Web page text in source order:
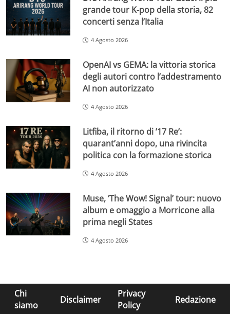
grande tour K-pop della storia, 82
concerti senza l’Italia
4 Agosto 2026
OpenAI vs GEMA: la vittoria storica
degli autori contro l’addestramento
AI non autorizzato
4 Agosto 2026
Litfiba, il ritorno di ’17 Re’:
quarant’anni dopo, una rivincita
politica con la formazione storica
4 Agosto 2026
Muse, ‘The Wow! Signal’ tour: nuovo
album e omaggio a Morricone alla
prima negli States
4 Agosto 2026
Chi
siamo
Disclaimer
Privacy
Policy
Redazione